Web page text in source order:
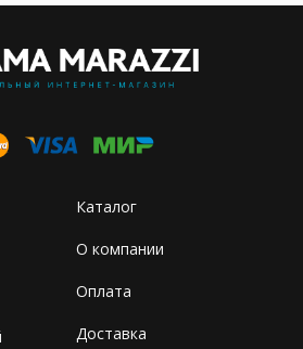
Каталог
О компании
Оплата
Доставка